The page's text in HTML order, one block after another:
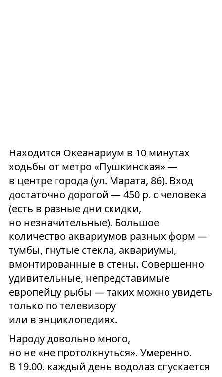
Находится Океанариум в 10 минутах
ходьбы от метро «Пушкинская» —
в центре города (ул. Марата, 86). Вход
достаточно дорогой — 450 р. с человека
(есть в разные дни скидки,
но незначительные). Большое
количество аквариумов разных форм —
тумбы, гнутые стекла, аквариумы,
вмонтированные в стены. Совершенно
удивительные, непредставимые
европейцу рыбы — таких можно увидеть
только по телевизору
или в энциклопедиях.
Народу довольно много,
но не «не протолкнуться». Умеренно.
В 19.00. каждый день водолаз спускается